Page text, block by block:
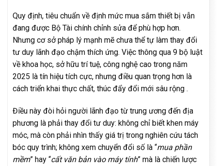
Quy định, tiêu chuẩn về định mức mua sắm thiết bị vẫn
đang được Bộ Tài chính chỉnh sửa để phù hợp hơn.
Nhưng cơ sở pháp lý mạnh mẽ chưa thể tự làm thay đổi
tư duy lãnh đạo chậm thích ứng. Việc thông qua 9 bộ luật
về khoa học, sở hữu trí tuệ, công nghệ cao trong năm
2025 là tín hiệu tích cực, nhưng điều quan trọng hơn là
cách triển khai thực chất, thúc đẩy đổi mới sâu rộng .
Điều này đòi hỏi người lãnh đạo từ trung ương đến địa
phương là phải thay đổi tư duy: không chỉ biết khen máy
móc, mà còn phải nhìn thấy giá trị trong nghiên cứu tách
bóc quy trình; không xem chuyển đổi số là “mua phần
mềm” hay “cất văn bản vào máy tính” mà là chiến lược